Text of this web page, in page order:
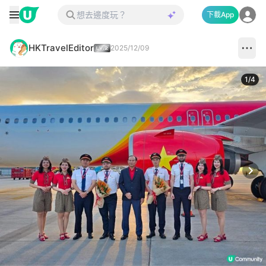
下載App
HKTravelEditor 2025/12/09
1/4